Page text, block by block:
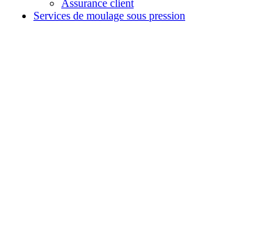
Assurance client
Services de moulage sous pression